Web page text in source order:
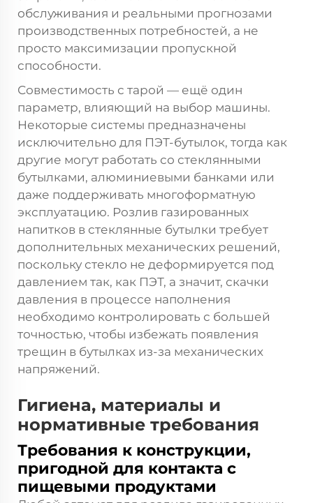
обслуживания и реальными прогнозами
производственных потребностей, а не
просто максимизации пропускной
способности.
Совместимость с тарой — ещё один
параметр, влияющий на выбор машины.
Некоторые системы предназначены
исключительно для ПЭТ-бутылок, тогда как
другие могут работать со стеклянными
бутылками, алюминиевыми банками или
даже поддерживать многоформатную
эксплуатацию. Розлив газированных
напитков в стеклянные бутылки требует
дополнительных механических решений,
поскольку стекло не деформируется под
давлением так, как ПЭТ, а значит, скачки
давления в процессе наполнения
необходимо контролировать с большей
точностью, чтобы избежать появления
трещин в бутылках из-за механических
напряжений.
Гигиена, материалы и
нормативные требования
Требования к конструкции,
пригодной для контакта с
пищевыми продуктами